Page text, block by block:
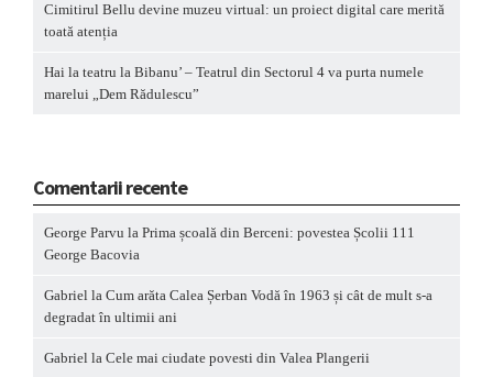
Cimitirul Bellu devine muzeu virtual: un proiect digital care merită
toată atenția
Hai la teatru la Bibanu’ – Teatrul din Sectorul 4 va purta numele
marelui „Dem Rădulescu”
Comentarii recente
George Parvu la Prima școală din Berceni: povestea Școlii 111
George Bacovia
Gabriel la Cum arăta Calea Șerban Vodă în 1963 și cât de mult s-a
degradat în ultimii ani
Gabriel la Cele mai ciudate povesti din Valea Plangerii